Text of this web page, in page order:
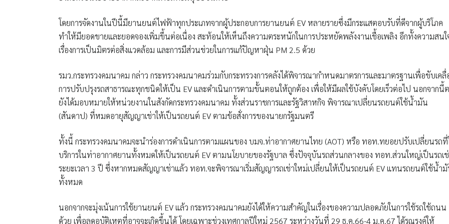
โดยการจัดงานในปีนี้มียานยนต์ไฟฟ้าทุกประเภทจากผู้ประกอบการยานยนต์ EV หลายรายซึ่งมีกระแสตอบรับที่ดีจากผู้บริโภค
ทำให้มียอดขายและยอดจองเพิ่มขึ้นต่อเนื่อง สะท้อนให้เห็นถึงความตระหนักในการประหยัดพลังงานเชื้อเพลิง อีกทั้งความสนใ
เรื่องการเป็นมิตรต่อสิ่งแวดล้อม และการมีส่วนช่วยในการแก้ปัญหาฝุ่น PM 2.5 ด้วย
รมว.กระทรวงคมนาคม กล่าว กระทรวงคมนาคมร่วมกับกระทรวงการคลังได้พิจารณากำหนดมาตรการและมาตรฐานเพื่อขับเค
การปรับปรุงรถสาธารณะทุกชนิดให้เป็น EV และดำเนินการตามขั้นตอนให้ถูกต้อง เพื่อให้มีผลใช้บังคับโดยเร็วต่อไป นอกจากนี้
ยังได้มอบหมายให้หน่วยงานในสังกัดกระทรวงคมนาคม ทั้งส่วนราชการและรัฐวิสาหกิจ พิจารณาเปลี่ยนรถยนต์ใช้น้ำมัน
(สันดาป) ที่หมดอายุสัญญาเช่าให้เป็นรถยนต์ EV ตามข้อสั่งการของนายกรัฐมนตรี
ทั้งนี้ กระทรวงคมนาคมจะนำร่องการดำเนินการตามแผนของ บมจ.ท่าอากาศยานไทย (AOT) หรือ ทอท.ทยอยปรับเปลี่ยนรถ
บริการในท่าอากาศยานทั้งหมดให้เป็นรถยนต์ EV ตามนโยบายของรัฐบาล ซึ่งปัจจุบันรถส่วนกลางของ ทอท.ส่วนใหญ่เป็นรถเ
ระยะเวลา 3 ปี ซึ่งหากหมดสัญญาเช่าแล้ว ทอท.จะพิจารณาเริ่มสัญญารถเช่าใหม่เปลี่ยนให้เป็นรถยนต์ EV แทนรถยนต์ใช้น้ำ
ทั้งหมด
นอกจากจะมุ่งเน้นการใช้ยานยนต์ EV แล้ว กระทรวงคมนาคมยังได้ให้ความสำคัญในเรื่องของความปลอดภัยในการใช้รถใช้ถนน
ด้วย เพื่อลดอุบัติเหตุที่อาจจะเกิดขึ้นได้ โดยเฉพาะช่วงเทศกาลปีใหม่ 2567 ระหว่างวันที่ 29 ธ.ค.66-4 ม.ค.67 ได้รณรงค์ให้